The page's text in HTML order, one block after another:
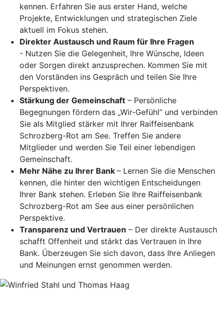
kennen. Erfahren Sie aus erster Hand, welche
Projekte, Entwicklungen und strategischen Ziele
aktuell im Fokus stehen.
Direkter Austausch und Raum für Ihre Fragen
- Nutzen Sie die Gelegenheit, Ihre Wünsche, Ideen
oder Sorgen direkt anzusprechen. Kommen Sie mit
den Vorständen ins Gespräch und teilen Sie Ihre
Perspektiven.
Stärkung der Gemeinschaft – Persönliche
Begegnungen fördern das „Wir-Gefühl“ und verbinden
Sie als Mitglied stärker mit Ihrer Raiffeisenbank
Schrozberg-Rot am See. Treffen Sie andere
Mitglieder und werden Sie Teil einer lebendigen
Gemeinschaft.
Mehr Nähe zu Ihrer Bank – Lernen Sie die Menschen
kennen, die hinter den wichtigen Entscheidungen
Ihrer Bank stehen. Erleben Sie Ihre Raiffeisenbank
Schrozberg-Rot am See aus einer persönlichen
Perspektive.
Transparenz und Vertrauen – Der direkte Austausch
schafft Offenheit und stärkt das Vertrauen in Ihre
Bank. Überzeugen Sie sich davon, dass Ihre Anliegen
und Meinungen ernst genommen werden.